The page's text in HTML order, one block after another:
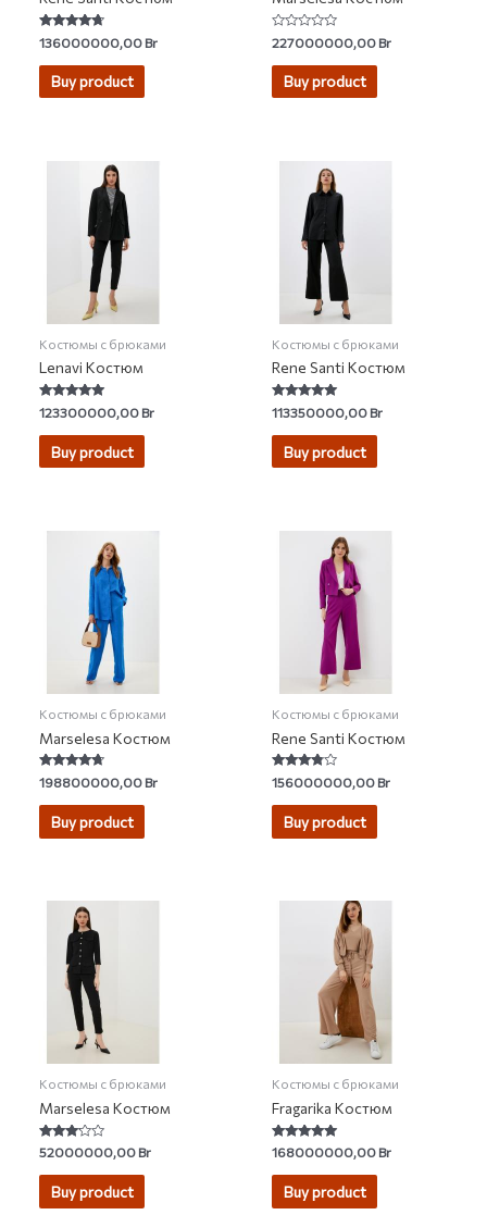
Rated
4.50
out of 5
136000000,00Br
Buy product
Rated
0
out
227000000,00Br
Buy product
Костюмы с брюками
Lenavi Костюм
Rated
5.00
out of 5
123300000,00Br
Buy product
Костюмы с брюками
Rene Santi Костюм
Rated
5.00
out of 5
113350000,00Br
Buy product
Костюмы с брюками
Marselesa Костюм
Rated
4.50
out of 5
198800000,00Br
Buy product
Костюмы с брюками
Rene Santi Костюм
Rated
3.60
out of 5
156000000,00Br
Buy product
Костюмы с брюками
Marselesa Костюм
Rated
3.00
out of 5
52000000,00Br
Buy product
Костюмы с брюками
Fragarika Костюм
Rated
5.00
out of 5
168000000,00Br
Buy product